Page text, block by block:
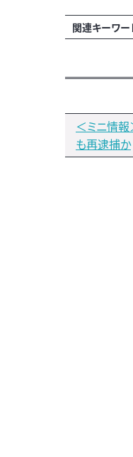
関連キーワー
＜ミニ情
も再逮捕か